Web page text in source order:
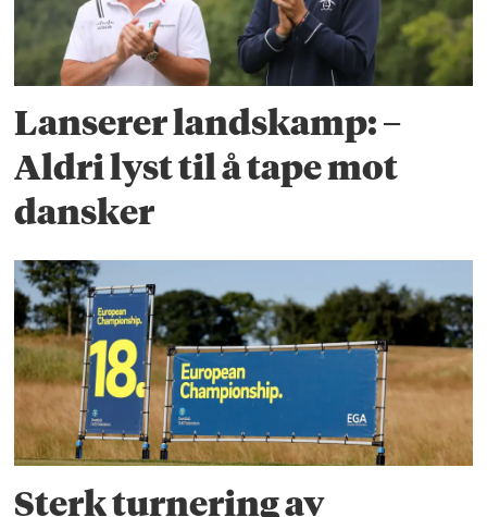
Lanserer landskamp: –
Aldri lyst til å tape mot
dansker
Sterk turnering av